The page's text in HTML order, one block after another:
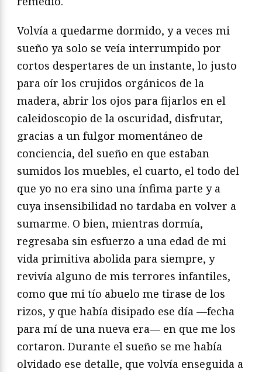
Volvía a quedarme dormido, y a veces mi
sueño ya solo se veía interrumpido por
cortos despertares de un instante, lo justo
para oír los crujidos orgánicos de la
madera, abrir los ojos para fijarlos en el
caleidoscopio de la oscuridad, disfrutar,
gracias a un fulgor momentáneo de
conciencia, del sueño en que estaban
sumidos los muebles, el cuarto, el todo del
que yo no era sino una ínfima parte y a
cuya insensibilidad no tardaba en volver a
sumarme. O bien, mientras dormía,
regresaba sin esfuerzo a una edad de mi
vida primitiva abolida para siempre, y
revivía alguno de mis terrores infantiles,
como que mi tío abuelo me tirase de los
rizos, y que había disipado ese día —fecha
para mí de una nueva era— en que me los
cortaron. Durante el sueño se me había
olvidado ese detalle, que volvía enseguida a